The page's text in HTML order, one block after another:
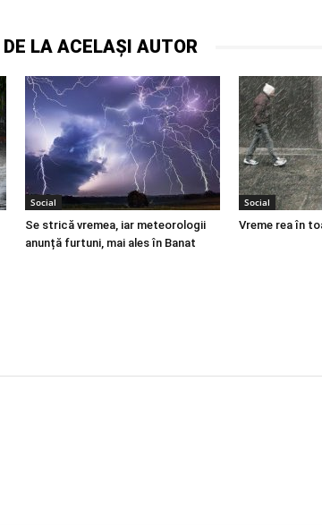
DE LA ACELAȘI AUTOR
Social
Se strică vremea, iar meteorologii
anunță furtuni, mai ales în Banat
Social
Vreme rea în